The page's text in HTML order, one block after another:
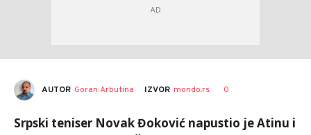
AUTOR Goran Arbutina IZVOR mondo.rs 0
Srpski teniser Novak Đoković napustio je Atinu i